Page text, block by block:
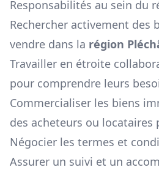
Responsabilités au sein du
Rechercher activement des
vendre dans la région
Travailler en étroite
pour comprendre leurs
Commercialiser les biens
des acheteurs ou locataires
Négocier les termes et
Assurer un suivi et un